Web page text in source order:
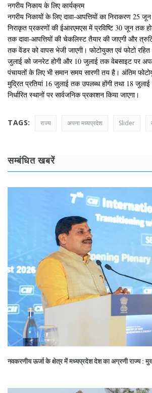
नगरीय निकाय के लिए कार्यक्रम
नगरीय निकायों के लिए दावा-आपत्तियों का निराकरण 25
निराकृत प्रकरणों की ईआरएमएस में प्रविष्टि 30 जून तक
तक दावा-आपत्तियों की चेकलिस्ट तैयार की जाएगी और
तक वेंडर को वापस भेजी जाएगी। फोटोयुक्त एवं फोटो
जुलाई को जनरेट होगी और 10 जुलाई तक वेबसाइट पर
पंचायतों के लिए भी समान समय सारणी तय है। अंतिम
मुद्रित प्रतियां 16 जुलाई तक उपलब्ध होंगी तथा 18
निर्धारित स्थानों पर सार्वजनिक प्रकाशन किया जाएगा।
TAGS: राज्य अपना मध्यप्रदेश Slider
सम्बंधित खबरें
नवकरणीय ऊर्जा के क्षेत्र में मध्यप्रदेश देश का अग्रणी राज्य :